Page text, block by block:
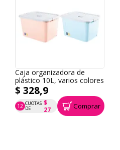
Caja organizadora de
plástico 10L, varios colores
$ 328,9
12 CUOTAS
DE
$
27
P.T.F. $ 329 Comprar